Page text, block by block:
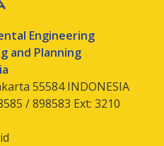
Engineering
and Planning
55584 INDONESIA
/ 898583 Ext: 3210